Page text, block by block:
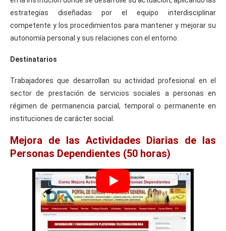
estrategias diseñadas por el equipo interdisciplinar
competente y los procedimientos para mantener y mejorar su
autonomía personal y sus relaciones con el entorno.
Destinatarios
Trabajadores que desarrollan su actividad profesional en el
sector de prestación de servicios sociales a personas en
régimen de permanencia parcial, temporal o permanente en
instituciones de carácter social.
Mejora de las Actividades Diarias de las
Personas Dependientes (50 horas)